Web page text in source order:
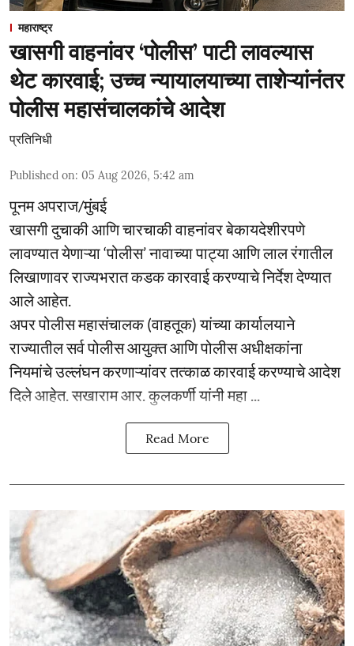
महाराष्ट्र
खासगी वाहनांवर ‘पोलीस’ पाटी लावल्यास
थेट कारवाई; उच्च न्यायालयाच्या ताशेऱ्यांनंतर
पोलीस महासंचालकांचे आदेश
प्रतिनिधी
Published on: 05 Aug 2026, 5:42 am
पूनम अपराज/मुंबई
खासगी दुचाकी आणि चारचाकी वाहनांवर बेकायदेशीरपणे
लावण्यात येणाऱ्या ‘पोलीस’ नावाच्या पाट्या आणि लाल रंगातील
लिखाणावर राज्यभरात कडक कारवाई करण्याचे निर्देश देण्यात
आले आहेत.
अपर पोलीस महासंचालक (वाहतूक) यांच्या कार्यालयाने
राज्यातील सर्व पोलीस आयुक्त आणि पोलीस अधीक्षकांना
नियमांचे उल्लंघन करणाऱ्यांवर तत्काळ कारवाई करण्याचे आदेश
दिले आहेत. सखाराम आर. कुलकर्णी यांनी महा ...
Read More